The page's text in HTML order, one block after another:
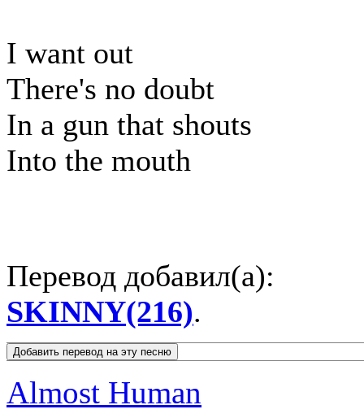
I want out
There's no doubt
In a gun that shouts
Into the mouth
Перевод добавил(а):
SKINNY(216).
Almost Human